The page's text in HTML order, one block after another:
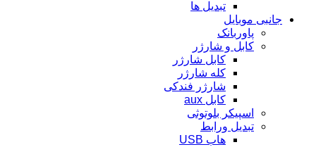
تبدیل ها
جانبی موبایل
پاوربانک
کابل و شارژر
کابل شارژر
کله شارژر
شارژر فندکی
کابل aux
اسپیکر بلوتوثی
تبدیل ورابط
هاب USB